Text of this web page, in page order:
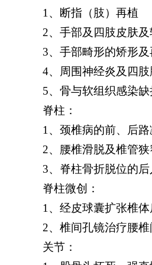
1、 断指（肢）再植
2、 手部及四肢皮肤
3、 手部畸形的矫形及
4、 周围神经炎及四
5、骨与软组织感染
脊柱：
1 、颈椎病的前、后
2、腰椎滑脱及椎管
3、脊柱骨折脱位的
脊柱微创：
1 、经皮球囊扩张椎
2、椎间孔镜治疗腰
关节：